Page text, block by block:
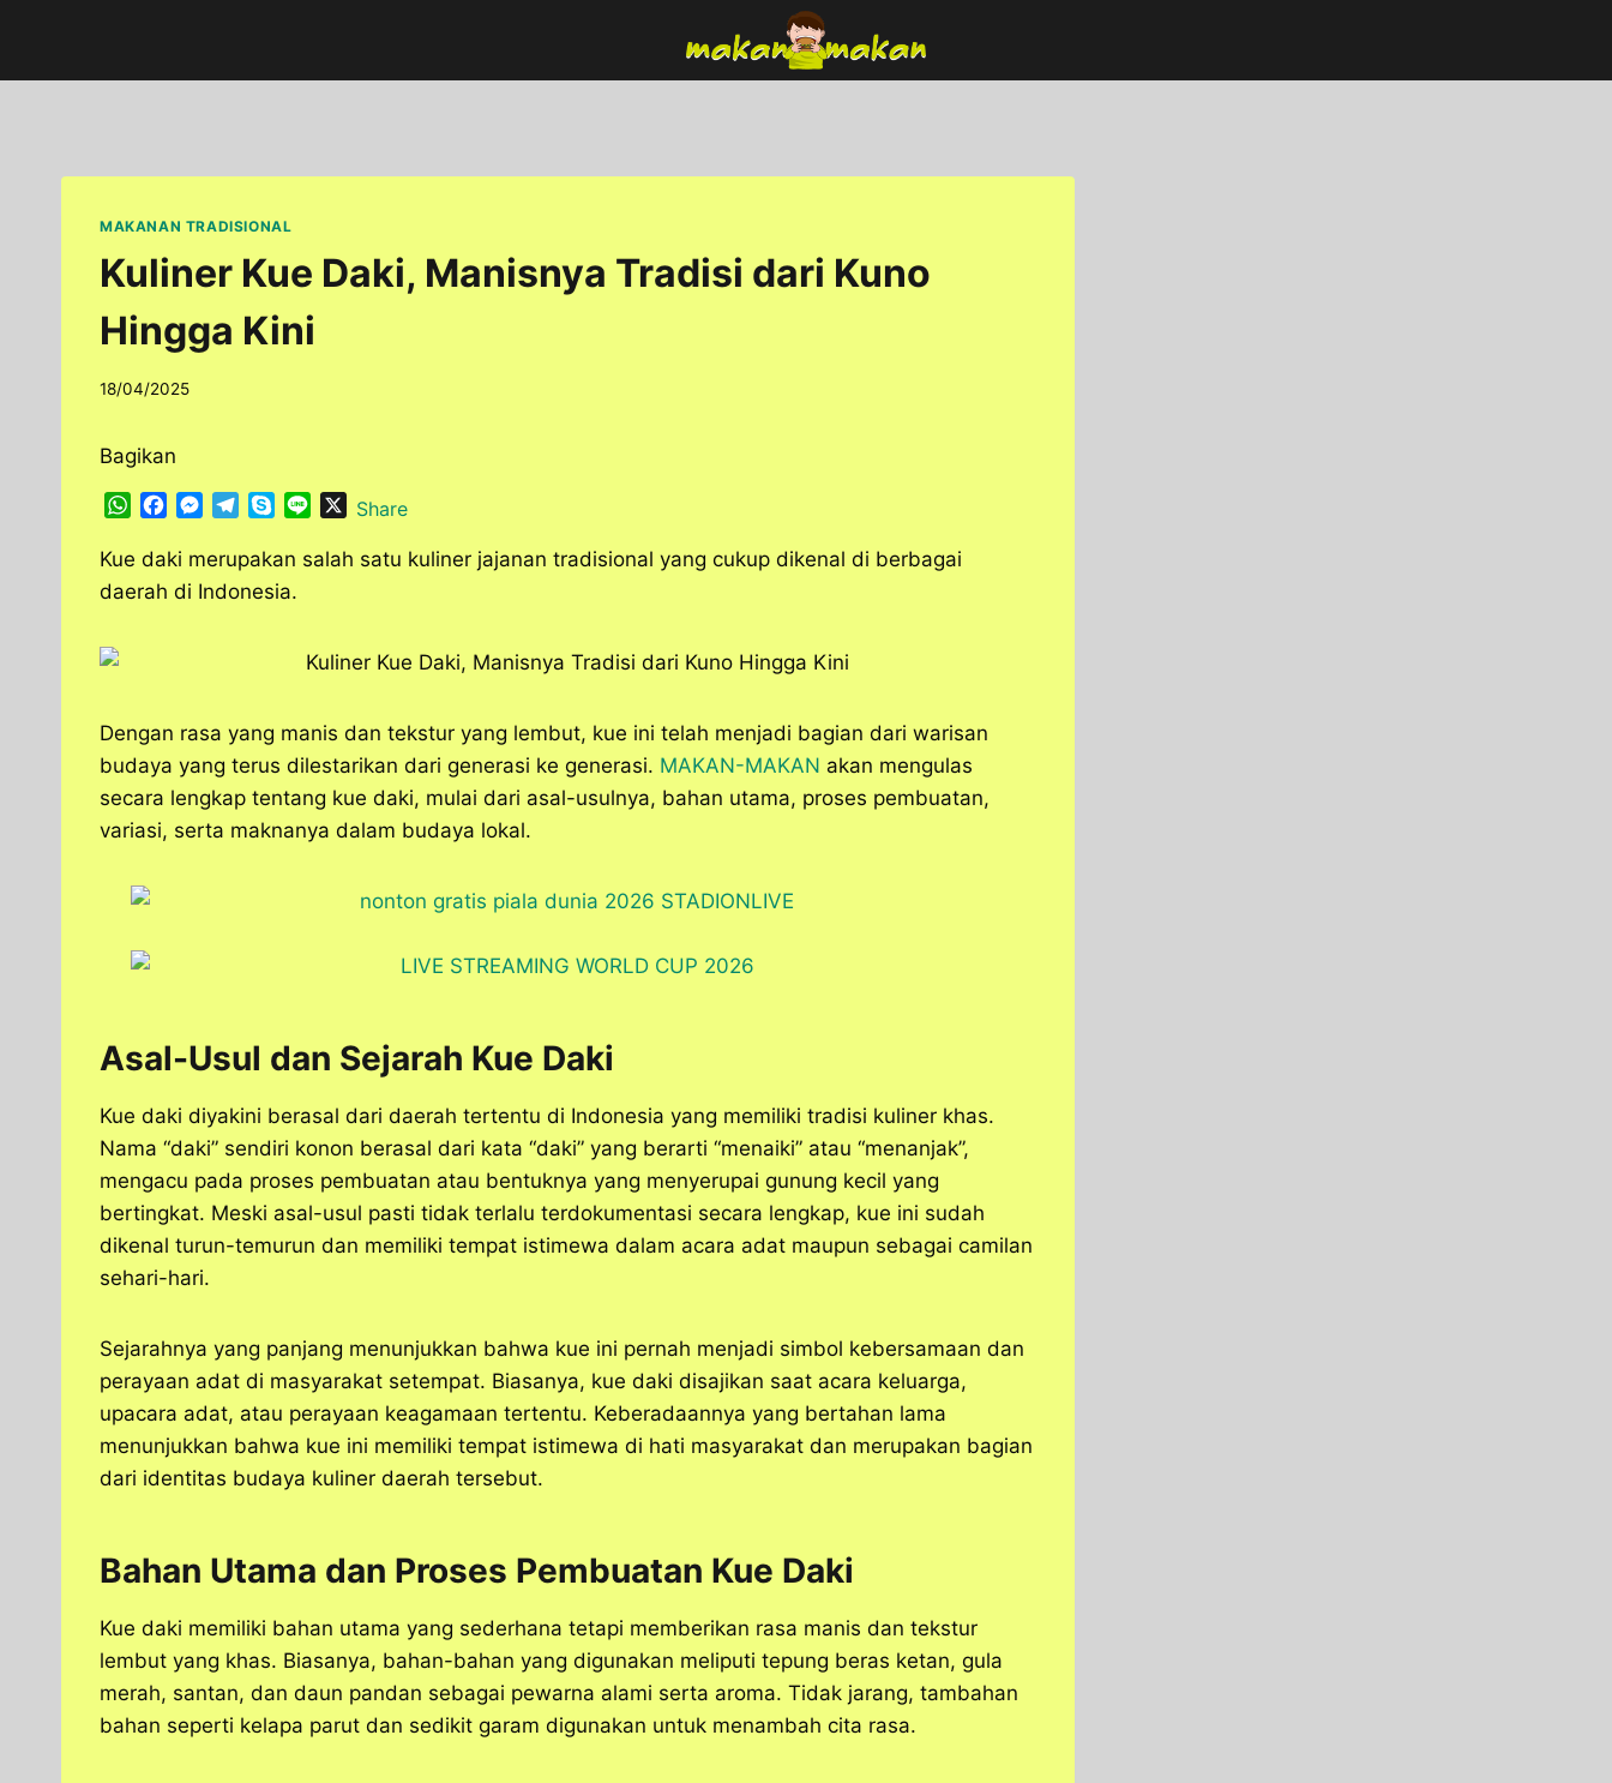
content
MAKANAN TRADISIONAL
Kuliner Kue Daki, Manisnya Tradisi dari Kuno
Hingga Kini
By
18/04/2025
Bagikan
W
a
t
c
e
M
s
s
l
e
y
p
n
XShare
Kue daki merupakan salah satu kuliner jajanan tradisional yang cukup dikenal di berbagai
daerah di Indonesia.
Dengan rasa yang manis dan tekstur yang lembut, kue ini telah menjadi bagian dari warisan
budaya yang terus dilestarikan dari generasi ke generasi. MAKAN-MAKAN akan mengulas
secara lengkap tentang kue daki, mulai dari asal-usulnya, bahan utama, proses pembuatan,
variasi, serta maknanya dalam budaya lokal.
Asal-Usul dan Sejarah Kue Daki
Kue daki diyakini berasal dari daerah tertentu di Indonesia yang memiliki tradisi kuliner khas.
Nama “daki” sendiri konon berasal dari kata “daki” yang berarti “menaiki” atau “menanjak”,
mengacu pada proses pembuatan atau bentuknya yang menyerupai gunung kecil yang
bertingkat. Meski asal-usul pasti tidak terlalu terdokumentasi secara lengkap, kue ini sudah
dikenal turun-temurun dan memiliki tempat istimewa dalam acara adat maupun sebagai camilan
sehari-hari.
Sejarahnya yang panjang menunjukkan bahwa kue ini pernah menjadi simbol kebersamaan dan
perayaan adat di masyarakat setempat. Biasanya, kue daki disajikan saat acara keluarga,
upacara adat, atau perayaan keagamaan tertentu. Keberadaannya yang bertahan lama
menunjukkan bahwa kue ini memiliki tempat istimewa di hati masyarakat dan merupakan bagian
dari identitas budaya kuliner daerah tersebut.
Bahan Utama dan Proses Pembuatan Kue Daki
Kue daki memiliki bahan utama yang sederhana tetapi memberikan rasa manis dan tekstur
lembut yang khas. Biasanya, bahan-bahan yang digunakan meliputi tepung beras ketan, gula
merah, santan, dan daun pandan sebagai pewarna alami serta aroma. Tidak jarang, tambahan
bahan seperti kelapa parut dan sedikit garam digunakan untuk menambah cita rasa.